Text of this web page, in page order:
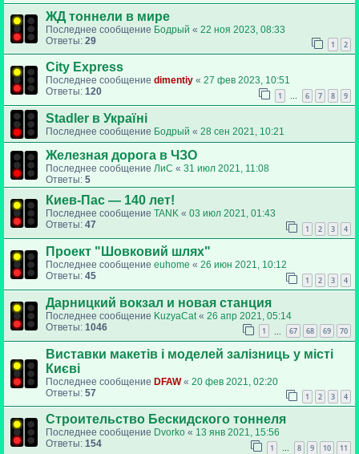
ЖД тоннели в мире
Последнее сообщение Бодрый « 22 ноя 2023, 08:33
Ответы: 29 1 2
City Express
Последнее сообщение dimentiy « 27 фев 2023, 10:51
Ответы: 120 1 … 6 7 8 9
Stadler в Україні
Последнее сообщение Бодрый « 28 сен 2021, 10:21
Железная дорога в ЧЗО
Последнее сообщение ЛиС « 31 июл 2021, 11:08
Ответы: 5
Киев-Пас — 140 лет!
Последнее сообщение TANK « 03 июл 2021, 01:43
Ответы: 47 1 2 3 4
Проект "Шовковий шлях"
Последнее сообщение euhome « 26 июн 2021, 10:12
Ответы: 45 1 2 3 4
Дарницкий вокзал и новая станция
Последнее сообщение KuzyaCat « 26 апр 2021, 05:14
Ответы: 1046 1 67 68 69 70
Виставки макетів і моделей залізниць у місті
Києві
Последнее сообщение DFAW« 20 фев 2021, 02:20
Ответы: 57 1 2 3 4
Строительство Бескидского тоннеля
Последнее сообщение Dvorko « 13 янв 2021, 15:56
Ответы: 154 1 … 8 9 10 11